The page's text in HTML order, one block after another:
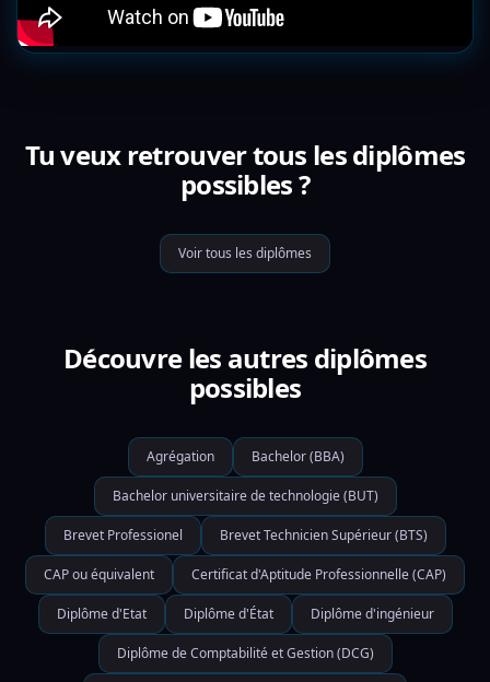
Tu veux retrouver tous les diplômes
possibles ?
Voir tous les diplômes
Découvre les autres diplômes
possibles
Agrégation Bachelor (BBA)
Bachelor universitaire de technologie (BUT)
Brevet Professionel Brevet Technicien Supérieur (BTS)
CAP ou équivalent Certificat d'Aptitude Professionnelle (CAP)
Diplôme d'Etat Diplôme d'État Diplôme d'ingénieur
Diplôme de Comptabilité et Gestion (DCG)